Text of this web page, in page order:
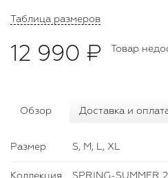
Таблица размеров
12 990 ₽ Товар
Обзор Доставка и
Размер S, M, L, XL
Коллекция SPRING-SUMMER